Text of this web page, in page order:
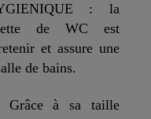
: la
de WC est
et assure une
de bains.
Grâce à sa taille